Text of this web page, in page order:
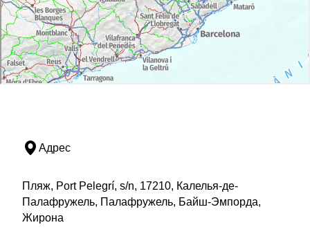
Адрес
Пляж, Port Pelegrí, s/n, 17210, Калелья-де-
Палафружель, Палафружель, Байш-Эмпорда,
Жирона